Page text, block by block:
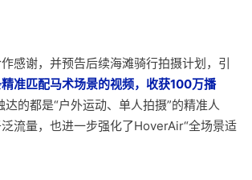
感谢，并预告后续海滩骑行拍摄计划，引
准匹配马术场景的视频，收获100万播
达的都是“户外运动、单人拍摄”的精准人
流量，也进一步强化了HoverAir“全场景适